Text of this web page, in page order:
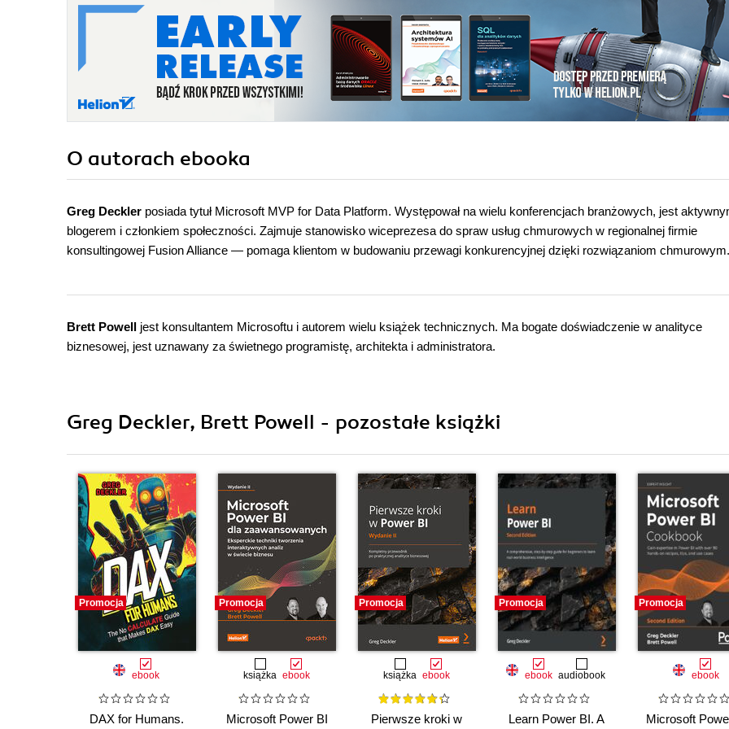
O autorach ebooka
Greg Deckler posiada tytuł Microsoft MVP for Data Platform. Występował na wielu konferencjach branżowych, jest
blogerem i członkiem społeczności. Zajmuje stanowisko wiceprezesa do spraw usług chmurowych w regionalnej firmie
konsultingowej Fusion Alliance ― pomaga klientom w budowaniu przewagi konkurencyjnej dzięki rozwiązaniom chmurowym.
Brett Powell jest konsultantem Microsoftu i autorem wielu książek technicznych. Ma bogate doświadczenie w analityce
biznesowej, jest uznawany za świetnego programistę, architekta i administratora.
Greg Deckler, Brett Powell - pozostałe książki
Promocja
ebook
DAX for Humans.
Promocja
książka ebook
Microsoft Power BI
Promocja
książka ebook
Pierwsze kroki w
Promocja
ebook audiobook
Learn Power BI. A
Promocja
ebook
Microsoft